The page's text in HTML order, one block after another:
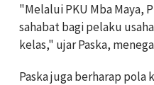
"Melalui PKU Mba Maya,
sahabat bagi pelaku
kelas," ujar Paska,
Paska juga berharap pola